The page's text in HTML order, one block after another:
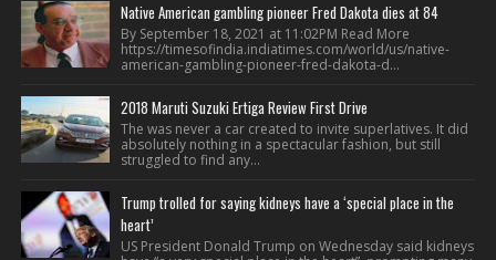
Native American gambling pioneer Fred Dakota dies at 84
By September 18, 2021 at 11:02PM Read More
https://timesofindia.indiatimes.com/world/us/native-
american-gambling-pioneer-fred-dakota-d...
2018 Maruti Suzuki Ertiga Review First Drive
The was never a car created to invite superlatives. It did
absolutely nothing in a spectacular fashion, but still
struggled to find any...
Trump trolled for saying kidneys have a ‘special place in the
heart’
US President Donald Trump on Wednesday said kidneys